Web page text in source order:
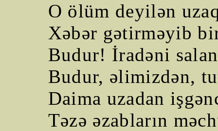
O ölüm deyilən
Xəbər gətirməyib
Budur! İradəni
Budur, əlimizdən,
Daima uzadan
Təzə əzabların